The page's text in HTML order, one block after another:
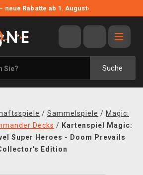
neue Rabatte ab 1. August›
Suche
/ Sammelspiele / Magic:
Decks / Kartenspiel Magic:
Super Heroes - Doom Prevails
Edition